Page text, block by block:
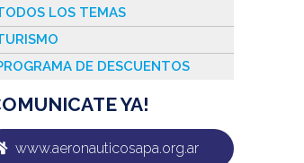
LOS TEMAS
DE DESCUENTOS
YA!
www.aeronauticosapa.org.ar